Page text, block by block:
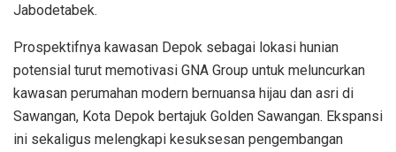
Jabodetabek.
Prospektifnya kawasan Depok sebagai lokasi hunian
potensial turut memotivasi GNA Group untuk meluncurkan
kawasan perumahan modern bernuansa hijau dan asri di
Sawangan, Kota Depok bertajuk Golden Sawangan. Ekspansi
ini sekaligus melengkapi kesuksesan pengembangan